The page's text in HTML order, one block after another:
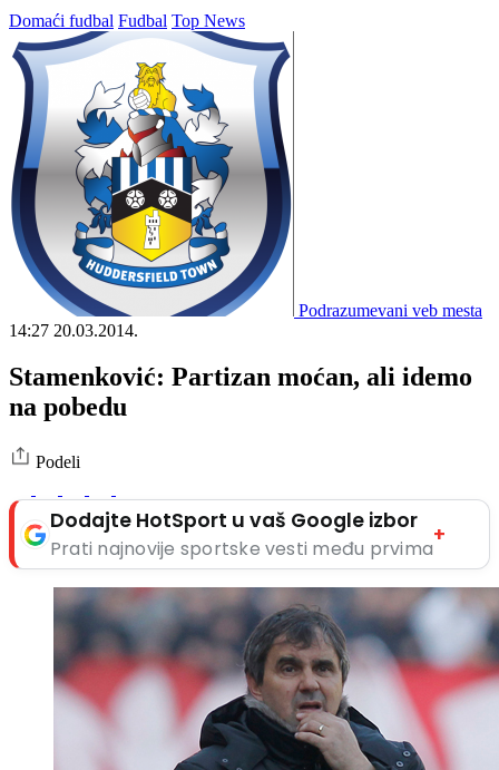
Domaći fudbal Fudbal Top News
Podrazumevani veb mesta
14:27 20.03.2014.
Stamenković: Partizan moćan, ali idemo
na pobedu
Podeli
Dodajte HotSport u vaš Google izbor
Prati najnovije sportske vesti među prvima
+